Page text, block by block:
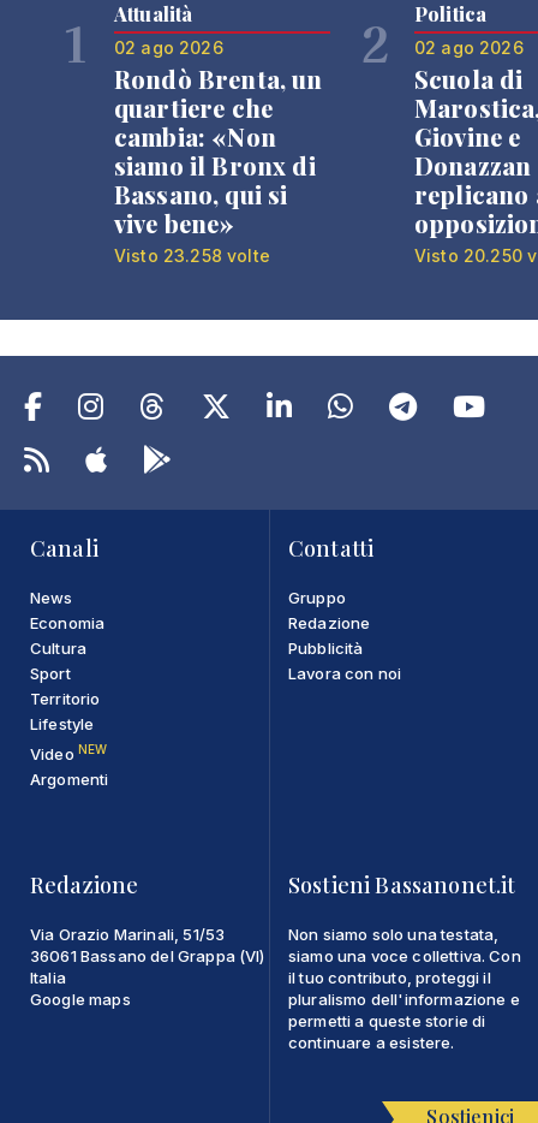
1 Attualità
02 ago 2026
Rondò Brenta, un
quartiere che
cambia: «Non
siamo il Bronx di
Bassano, qui si
vive bene»
Visto 23.258 volte
2 Politica
02 ago 2026
Scuola di
Giovine e
Donazzan
replicano
Visto 20.250
Canali
News
Economia
Cultura
Sport
Territorio
Lifestyle
Video NEW
Argomenti
Contatti
Gruppo
Redazione
Pubblicità
Lavora con noi
Redazione
Via Orazio Marinali, 51/53
36061 Bassano del Grappa (VI)
Italia
Google maps
Sostieni Bassanonet.it
Non siamo solo una testata,
siamo una voce collettiva. Con
il tuo contributo, proteggi il
pluralismo dell'informazione e
permetti a queste storie di
continuare a esistere.
Sostienici